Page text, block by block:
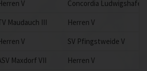
V
Concordia Ludwigshafen
Maudauch III
Herren V
V
SV Pfingstweide V
Maxdorf VII
Herren V